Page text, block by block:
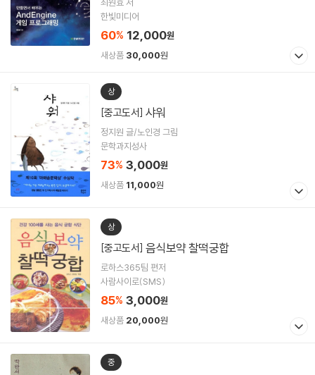
최원효 저
한빛미디어
60% 12,000원
새상품 30,000원
상
[중고도서] 샤워
정지원 글/노인경 그림
문학과지성사
73% 3,000원
새상품 11,000원
상
[중고도서] 음식보약 찰떡궁합
로하스365팀 편저
사람사이로(SMS)
85% 3,000원
새상품 20,000원
중